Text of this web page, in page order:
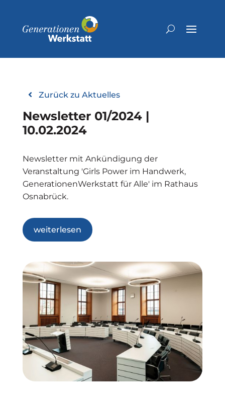
Zurück zu Aktuelles
Newsletter 01/2024 |
10.02.2024
Newsletter mit Ankündigung der
Veranstaltung 'Girls Power im Handwerk,
GenerationenWerkstatt für Alle' im Rathaus
Osnabrück.
weiterlesen